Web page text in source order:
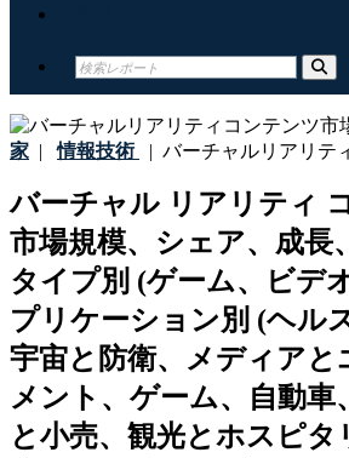
家 | 情報技術 | バーチャルリアリテ
バーチャル リアリティ
市場規模、シェア、成長
タイプ別 (ゲーム、ビデ
プリケーション別 (ヘル
宇宙と防衛、メディアと
メント、ゲーム、自動車
と小売、観光とホスピタ